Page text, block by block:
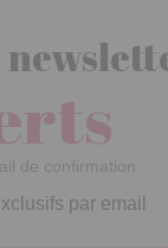
de confirmation
par email